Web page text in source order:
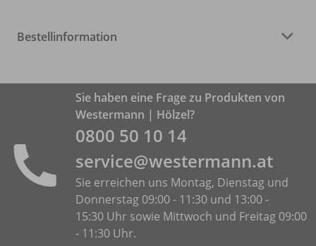
Bestellinformation
Sie haben eine Frage zu Produkten von
Westermann | Hölzel?
0800 50 10 14
service@westermann.at
Sie erreichen uns Montag, Dienstag und
Donnerstag 09:00 - 11:30 und 13:00 -
15:30 Uhr sowie Mittwoch und Freitag 09:00
- 11:30 Uhr.